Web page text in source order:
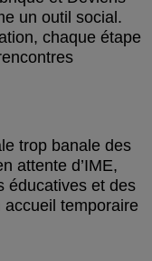
un outil social.
chaque étape
trop banale des
attente d’IME,
éducatives et des
temporaire